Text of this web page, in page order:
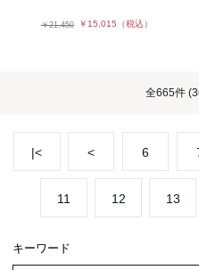
￥21,450 ￥15,015 （税込）
全665件
|< < 6
11 12 13
キーワード